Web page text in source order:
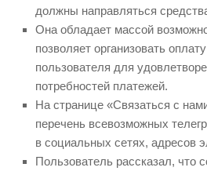
должны направляться
Она обладает массой
позволяет организовать
пользователя для
потребностей платежей.
На странице «Связаться с
перечень всевозможных
в социальных сетях, адресов
Пользователь рассказал, что